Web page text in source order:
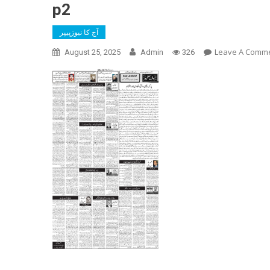
p2
آج کا نیوزپیپر
August 25, 2025 Admin 326 Leave A